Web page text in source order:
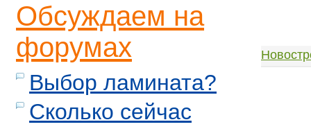
Обсуждаем на
форумах
Выбор ламината?
Сколько сейчас